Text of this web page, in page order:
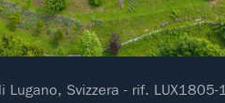
Lugano, Svizzera - rif. LUX1805-1